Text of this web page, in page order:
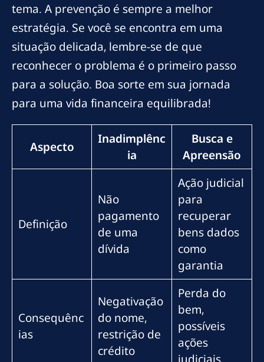
tema. A prevenção é sempre a melhor
estratégia. Se você se encontra em uma
situação delicada, lembre-se de que
reconhecer o problema é o primeiro passo
para a solução. Boa sorte em sua jornada
para uma vida financeira equilibrada!
Aspecto
Inadimplênc
ia
Busca e
Apreensão
Definição
Não
pagamento
de uma
dívida
Ação judicial
para
recuperar
bens dados
como
garantia
Consequênc
ias
Negativação
do nome,
restrição de
crédito
Perda do
bem,
possíveis
ações